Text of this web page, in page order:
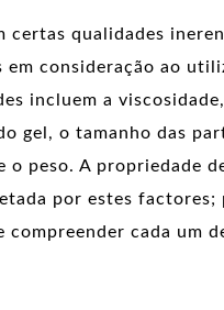
certas qualidades
em consideração ao
incluem a
gel, o tamanho das
o peso. A propriedade
por estes factores;
compreender cada um